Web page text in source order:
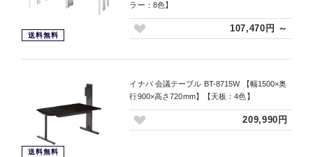
送料無料
ラー：8色】
107,470円 ～
送料無料
イナバ 会議テーブル BT-8715W 【幅1500×奥
行900×高さ720mm】【天板：4色】
209,990円